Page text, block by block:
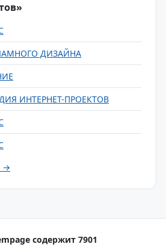
ДИЗАЙНА
ИНТЕРНЕТ-ПРОЕКТОВ
→
содержит 7901